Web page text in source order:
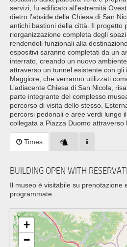
servizi, fu edificato all’estremità
dietro l’abside della Chiesa di San
antichi bastioni della città. Il progetto
riorganizzazione completa degli
rendendoli funzionali alla
espositivi saranno completati da un
interrato, creando un nuovo
attraverso un tunnel esistente con gli
Maggiore, che verranno utilizzati
L’adiacente Chiesa di San Nicola,
parte integrante del complesso
percorso di visita dello stesso.
percorsi pedonali e aree verdi lungo
collegata a Piazza Duomo attraverso
Times
BUILDING OPEN WITH
Il museo è visitabile su prenotazione
programmate
+
−